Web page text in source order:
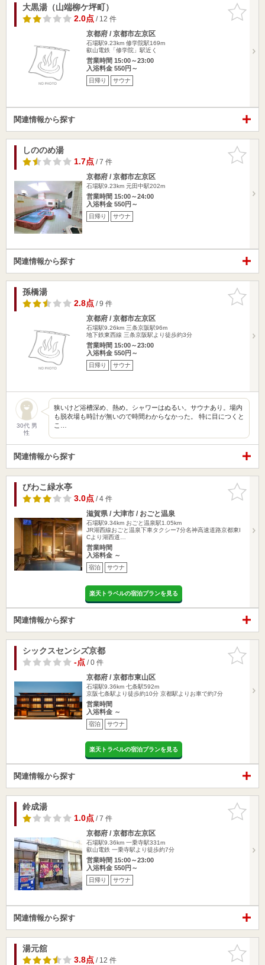
お気に入
りに追加
大黒湯（山端柳ケ坪町）
2.0点/ 12 件
京都府 / 京都市左京区
石場駅9.23km 修学院駅169m
叡山電鉄「修学院」駅近く
営業時間 15:00～23:00
入浴料金 550円～
日帰り サウナ
関連情報から探す
お気に入
りに追加
しののめ湯
1.7点/ 7 件
京都府 / 京都市左京区
石場駅9.23km 元田中駅202m
営業時間 15:00～24:00
入浴料金 550円～
日帰り サウナ
関連情報から探す
お気に入
りに追加
孫橋湯
2.8点/ 9 件
京都府 / 京都市左京区
石場駅9.26km 三条京阪駅96m
地下鉄東西線 三条京阪駅より徒歩約3分
営業時間 15:00～23:00
入浴料金 550円～
日帰り サウナ
30代 男
性
狭いけど浴槽深め、熱め。シャワーはぬるい。サウナあり。場内
も脱衣場も時計が無いので時間わからなかった。 特に目につくと
こ…
関連情報から探す
お気に入
りに追加
びわこ緑水亭
3.0点/ 4 件
滋賀県 / 大津市 / おごと温泉
石場駅9.34km おごと温泉駅1.05km
JR湖西線おごと温泉下車タクシー7分名神高速道路京都東I
Cより湖西道…
営業時間
入浴料金 ～
宿泊 サウナ
楽天トラベルの宿泊プランを見る
関連情報から探す
お気に入
りに追加
シックスセンシズ京都
-点/ 0 件
京都府 / 京都市東山区
石場駅9.36km 七条駅592m
京阪七条駅より徒歩約10分 京都駅よりお車で約7分
営業時間
入浴料金 ～
宿泊 サウナ
楽天トラベルの宿泊プランを見る
関連情報から探す
お気に入
りに追加
鈴成湯
1.0点/ 7 件
京都府 / 京都市左京区
石場駅9.36km 一乗寺駅331m
叡山電鉄 一乗寺駅より徒歩約7分
営業時間 15:00～23:00
入浴料金 550円～
日帰り サウナ
関連情報から探す
お気に入
りに追加
湯元舘
3.8点/ 12 件